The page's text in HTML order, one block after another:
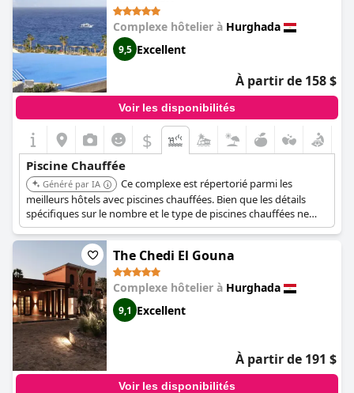
important, offrant confort et plaisir à de nombreux visiteurs.
Complexe hôtelier à Hurghada
9,5 Excellent
À partir de 158 $
Voir les disponibilités
$
Piscine Chauffée
Généré par IA
Ce complexe est répertorié parmi les
meilleurs hôtels avec piscines chauffées. Bien que les détails
spécifiques sur le nombre et le type de piscines chauffées ne
soient pas disponibles, il est reconnu pour cet équipement.
The Chedi El Gouna
Complexe hôtelier à Hurghada
9,1 Excellent
À partir de 191 $
Voir les disponibilités